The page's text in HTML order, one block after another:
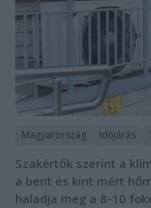
Magyarország Időjárás
Szakértők szerint a
a bent és kint mért
haladja meg a 8-10